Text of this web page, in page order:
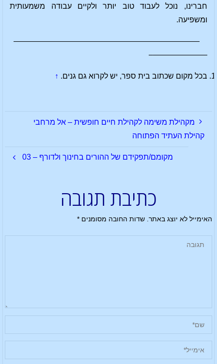
חברינו, נוכל לעבוד טוב יותר ולקיים עבודה משמעותית
ומשפיעה.
————————————————————————
———————–
בכל מקום שכתוב בית ספר, יש לקרוא גם גנים. ↑
מקהילת משימה לקהילת חיים חופשית – אל מרחבי
קהילת העתיד הפתוחה
מקומם/תפקידם של ההורים בחינוך ולדורף – 03
כתיבת תגובה
האימייל לא יוצג באתר. שדות החובה מסומנים*